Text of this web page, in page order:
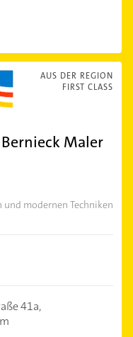
AUS DER REGION
FIRST CLASS
Maler
modernen Techniken
41a,